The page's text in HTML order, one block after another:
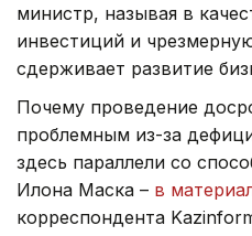
министр, называя в
инвестиций и
сдерживает развитие
Почему проведение
проблемным из-за
здесь параллели со
Илона Маска – в
корреспондента